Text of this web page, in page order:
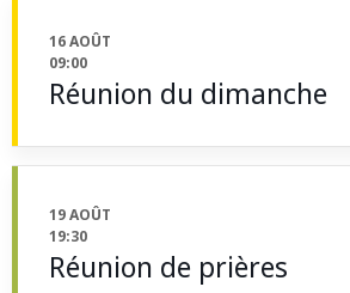
16 AOÛT
09:00
Réunion du dimanche
19 AOÛT
19:30
Réunion de prières